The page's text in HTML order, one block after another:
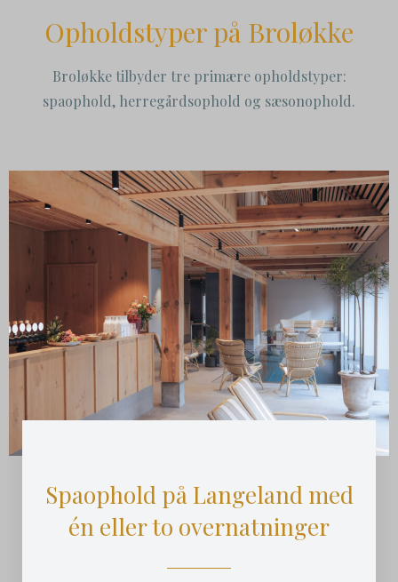
Opholdstyper på Broløkke
Broløkke tilbyder tre primære opholdstyper:
spaophold, herregårdsophold og sæsonophold.
Spaophold på Langeland med
én eller to overnatninger